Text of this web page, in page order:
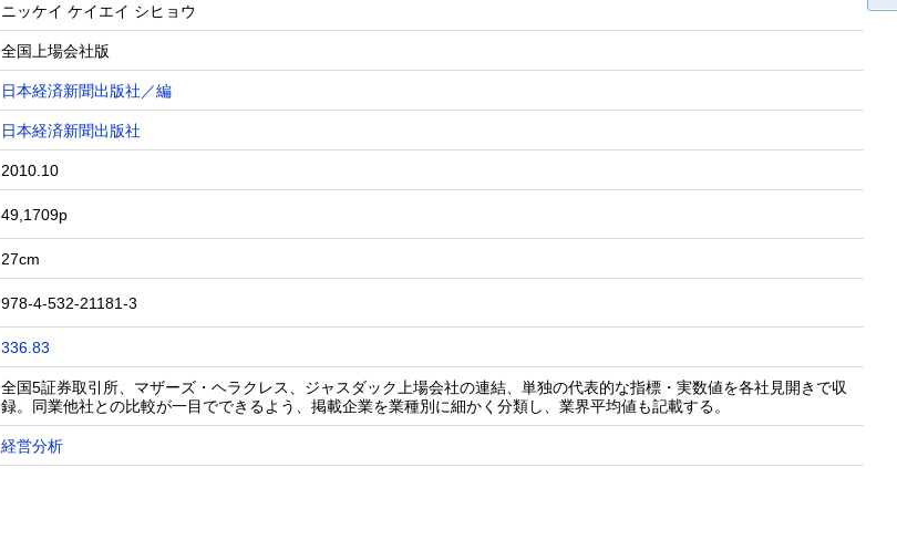
ニッケイ ケイエイ シヒョウ
全国上場会社版
日本経済新聞出版社／編
日本経済新聞出版社
2010.10
49,1709p
27cm
978-4-532-21181-3
336.83
全国5証券取引所、マザーズ・ヘラクレス、ジャスダック上場会社の連結、単独の代表的な指標・実数値を各社見開きで収
録。同業他社との比較が一目でできるよう、掲載企業を業種別に細かく分類し、業界平均値も記載する。
経営分析